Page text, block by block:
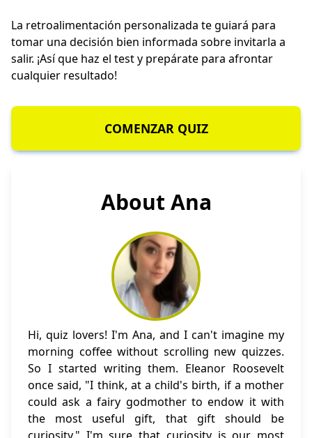
La retroalimentación personalizada te guiará para
tomar una decisión bien informada sobre invitarla a
salir. ¡Así que haz el test y prepárate para afrontar
cualquier resultado!
COMENZAR QUIZ
About Ana
Hi, quiz lovers! I'm Ana, and I can't imagine my
morning coffee without scrolling new quizzes.
So I started writing them. Eleanor Roosevelt
once said, "I think, at a child's birth, if a mother
could ask a fairy godmother to endow it with
the most useful gift, that gift should be